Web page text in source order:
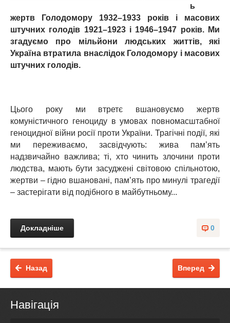
ь
жертв Голодомору 1932–1933 років і масових
штучних голодів 1921–1923 і 1946–1947 років. Ми
згадуємо про мільйони людських життів, які
Україна втратила внаслідок Голодомору і масових
штучних голодів.
Цього року ми втретє вшановуємо жертв
комуністичного геноциду в умовах повномасштабної
геноцидної війни росії проти України. Трагічні події, які
ми переживаємо, засвідчують: жива пам’ять
надзвичайно важлива; ті, хто чинить злочини проти
людства, мають бути засуджені світовою спільнотою,
жертви – гідно вшановані, пам’ять про минулі трагедії
– застерігати від подібного в майбутньому...
0
Докладніше
Вперед
Назад
Навігація